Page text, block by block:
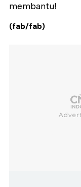
membantu!
(fab/fab)